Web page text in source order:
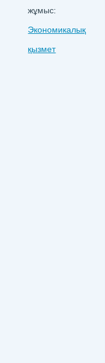
жұмыс:
Экономикалық
қызмет